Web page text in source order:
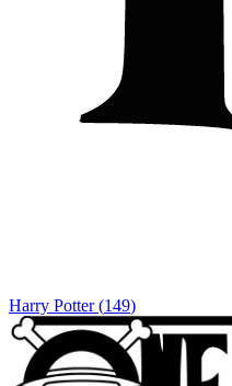
Harry Potter (149)